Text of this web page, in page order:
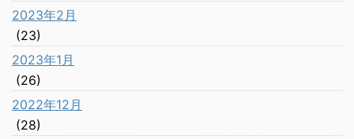
2023年2月
(23)
2023年1月
(26)
2022年12月
(28)